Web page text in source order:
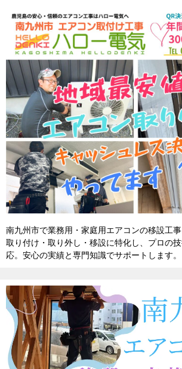
南九州市で業務用・家庭用エアコンの移設工事
取り付け・取り外し・移設に特化し、プロの
応。安心の実績と専門知識でサポートします。